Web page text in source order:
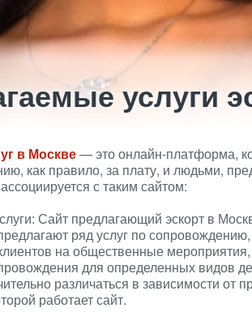
услуги
в Москве— это онлайн-платформа,
как правило, за плату, и людьми,
с таким сайтом:
Сайт предлагающий эскорт в
ряд услуг по
на общественные
для определенных видов
различаться в зависимости от
работает сайт.